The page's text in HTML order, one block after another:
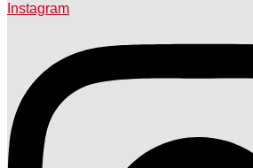
Instagram